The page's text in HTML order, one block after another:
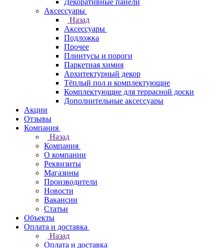
Декоративные панели
Аксессуары
Назад
Аксессуары
Подложка
Прочее
Плинтусы и пороги
Паркетная химия
Архитектурный декор
Тёплый пол и комплектующие
Комплектующие для террасной доски
Дополнительные аксессуары
Акции
Отзывы
Компания
Назад
Компания
О компании
Реквизиты
Магазины
Производители
Новости
Вакансии
Статьи
Объекты
Оплата и доставка
Назад
Оплата и доставка